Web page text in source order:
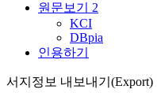
원문보기 2
KCI
DBpia
인용하기
서지정보 내보내기(Export)